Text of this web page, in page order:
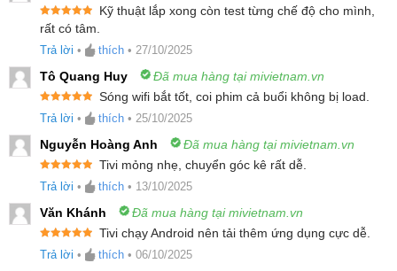
inch
Tivi được trang bị màn hình tràn viền với tỷ lệ màn
hình so với thân máy cực cao, mang đến không gian
hiển thị rộng rãi, liền mạch. Nhờ thiết kế gần như
không viền, bạn sẽ được tận hưởng nội dung một
cách trọn vẹn và chân thực hơn, đặc biệt là khi xem
phim hoặc chơi game. Khung viền kim loại được gia
công tỉ mỉ không chỉ tạo cảm giác sang trọng mà còn
mang đến độ bền vượt trội, giúp tivi trở thành điểm
nhấn nội thất đẳng cấp cho mọi không gian hiện đại.
Được xếp
hạng55
sao
Kỹ thuật lắp xong còn test từng chế độ cho mình,
rất có tâm.
Trả lời • thích • 27/10/2025
Tô Quang Huy Đã mua hàng tại mivietnam.vn
hạng 55
Sóng wifi bắt tốt, coi phim cả buổi không bị load.
Trả lời • thích • 25/10/2025
Nguyễn Hoàng Anh Đã mua hàng tại mivietnam.vn
hạng 55
Tivi mỏng nhẹ, chuyển góc kê rất dễ.
Trả lời • thích • 13/10/2025
Văn Khánh Đã mua hàng tại mivietnam.vn
hạng 55
Tivi chạy Android nên tải thêm ứng dụng cực dễ.
Trả lời • thích • 06/10/2025